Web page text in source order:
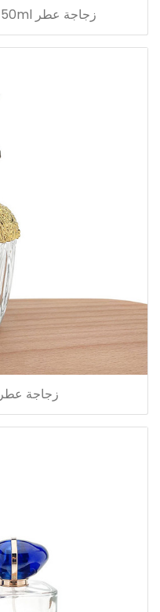
زجاجة عطر pw1001 pw1002 30ml 50ml
زجاجة عطر 80 مل pw1003